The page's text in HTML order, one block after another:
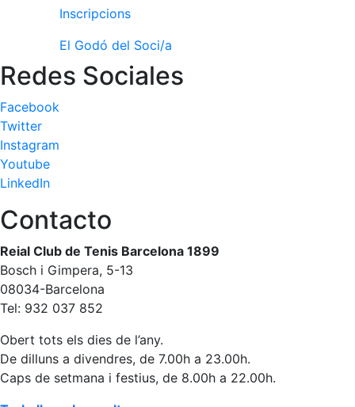
Center
Servei de
fisiosalut
Entrenaments
personals
Activitats
dirigides
Piscina
Restaurants
Restaurant
L'Snack
Chill Out
Bar
Inscripcions
El Godó del Soci/a
Redes Sociales
Facebook
Twitter
Instagram
Youtube
LinkedIn
Contacto
Reial Club de Tenis Barcelona 1899
Bosch i Gimpera, 5-13
08034-Barcelona
Tel: 932 037 852
Obert tots els dies de l’any.
De dilluns a divendres, de 7.00h a 23.00h.
Caps de setmana i festius, de 8.00h a 22.00h.